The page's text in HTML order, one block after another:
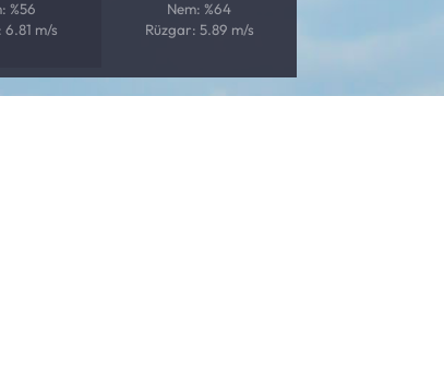
%56
6.81 m/s
Nem: %64
Rüzgar: 5.89 m/s